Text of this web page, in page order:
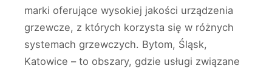
marki oferujące wysokiej jakości urządzenia
grzewcze, z których korzysta się w różnych
systemach grzewczych. Bytom, Śląsk,
Katowice – to obszary, gdzie usługi związane